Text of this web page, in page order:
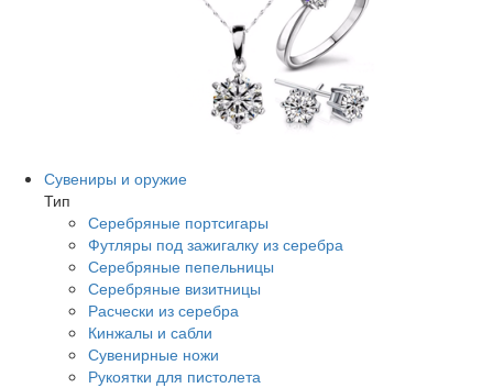
Сувениры и оружие
Тип
Серебряные портсигары
Футляры под зажигалку из серебра
Серебряные пепельницы
Серебряные визитницы
Расчески из серебра
Кинжалы и сабли
Сувенирные ножи
Рукоятки для пистолета